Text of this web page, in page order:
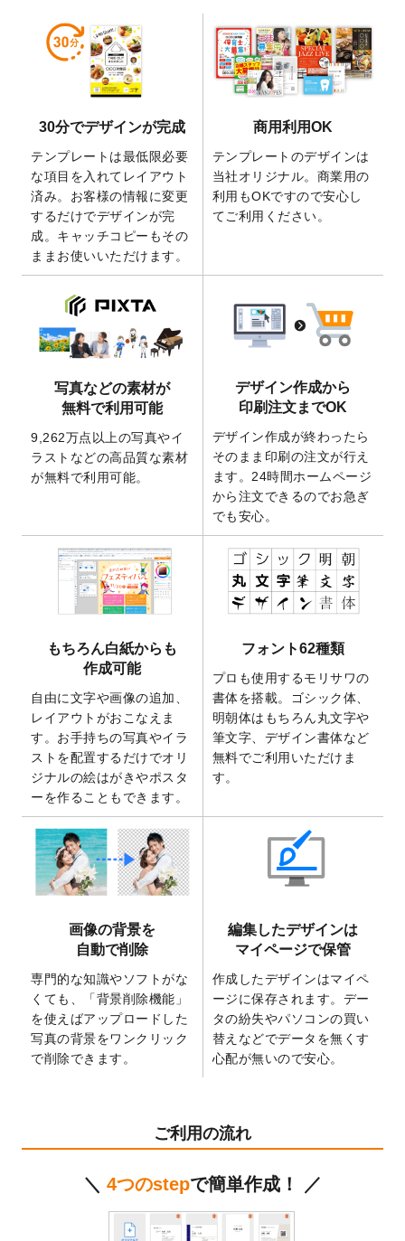
暑中見舞いのデザインテンプレート
しました。
2026/5/28
【新商品】マグネットステッカーが作成で
きるようになりました！
の全4ステップを解説！」を公開いたしまし
た。
2026/4/23
コラム「 画像の配置・差し替え・トリミン
グ」「テンプレート間でパーツを流用する
方法」を公開いたしました。
2026/4/21
アクリルキーホルダーのデザインテンプレ
ート を追加いたしました。
りました！
2025/12/22
【新商品】アクリルキーホルダーが作成で
きるようになりました！
2025/12/22
2026年版4月始まりのカレンダーデザイン
テンプレート
を公開いたしました。
開いたしました。
2025/9/30
【新商品】クリアファイルバッグ が作成で
きるようになりました！
2026年午年の年賀状デザインテンプレート
を公開いたしました。
2025/9/10
喪中はがき・寒中見舞いのデザインテンプ
レートを公開いたしました。
2025/8/1
9,160万点以上の写真やイラスト素材が無料
2025/7/30
キャンバスプリントのデザインテンプレー
トを追加いたしました。
2025/6/30
暑中見舞いのデザインテンプレートを追加
しました。
2025/6/27
キャンバスプリントのデザインテンプレー
トを追加いたしました。
2025/6/24
2026年版1月始まりのカレンダーデザイン
テンプレートを公開いたしました。
2025/6/9
「背景削除機能
」を実装しました。
2025/4/3
DMのデザインテンプレートを追加しまし
た。
を追加しました。
マスキングテープのデザインテンプレート
を追加しました。
2025/1/15
配置できるデータ形式が増えました。
（pdf、psd、eps、tifに対応）
2024/12/24
2025年版4月始まりのカレンダーデザイン
箔押し年賀状のデザインテンプレート
ステッカーのデザインテンプレート
しました。
2025年巳年の年賀状デザインテンプレート
30分でデザインが完成
テンプレートは最低限必要
な項目を入れてレイアウト
済み。お客様の情報に変更
するだけでデザインが完
成。キャッチコピーもその
ままお使いいただけます。
商用利用OK
テンプレートのデザインは
当社オリジナル。商業用の
利用もOKですので安心し
てご利用ください。
写真などの素材が
無料で利用可能
9,262万点以上の写真やイ
ラストなどの高品質な素材
が無料で利用可能。
デザイン作成から
印刷注文までOK
デザイン作成が終わったら
そのまま印刷の注文が行え
ます。24時間ホームページ
から注文できるのでお急ぎ
でも安心。
もちろん白紙からも
作成可能
自由に文字や画像の追加、
レイアウトがおこなえま
す。お手持ちの写真やイラ
ストを配置するだけでオリ
ジナルの絵はがきやポスタ
ーを作ることもできます。
フォント62種類
プロも使用するモリサワの
書体を搭載。ゴシック体、
明朝体はもちろん丸文字や
筆文字、デザイン書体など
無料でご利用いただけま
す。
画像の背景を
自動で削除
専門的な知識やソフトがな
くても、「背景削除機能」
を使えばアップロードした
写真の背景をワンクリック
で削除できます。
編集したデザインは
マイページで保管
作成したデザインはマイペ
ージに保存されます。デー
タの紛失やパソコンの買い
替えなどでデータを無くす
心配が無いので安心。
ご利用の流れ
＼ 4つのstepで簡単作成！ ／